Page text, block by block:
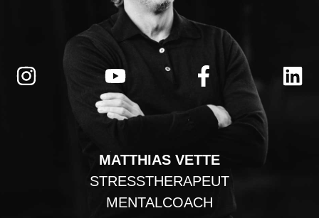
MATTHIAS VETTE
STRESSTHERAPEUT
MENTALCOACH